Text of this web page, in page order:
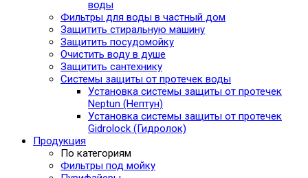
воды
Фильтры для воды в частный дом
Защитить стиральную машину
Защитить посудомойку
Очистить воду в душе
Защитить сантехнику
Системы защиты от протечек воды
Установка системы защиты от протечек
Neptun (Нептун)
Установка системы защиты от протечек
Gidrolock (Гидролок)
Продукция
По категориям
Фильтры под мойку